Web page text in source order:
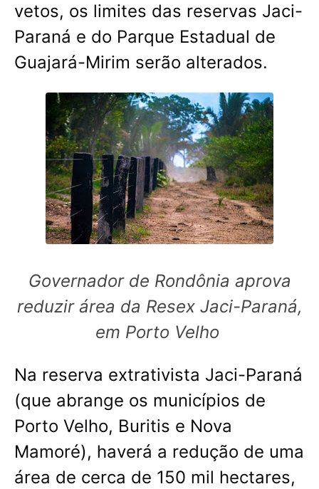
vetos, os limites das reservas Jaci-
Paraná e do Parque Estadual de
Guajará-Mirim serão alterados.
Governador de Rondônia aprova
reduzir área da Resex Jaci-Paraná,
em Porto Velho
Na reserva extrativista Jaci-Paraná
(que abrange os municípios de
Porto Velho, Buritis e Nova
Mamoré), haverá a redução de uma
área de cerca de 150 mil hectares,